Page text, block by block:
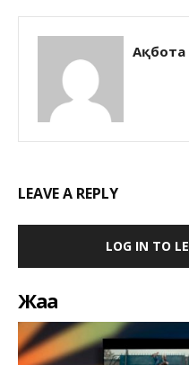
LEAVE A REPLY
LOG IN TO
Жаңа